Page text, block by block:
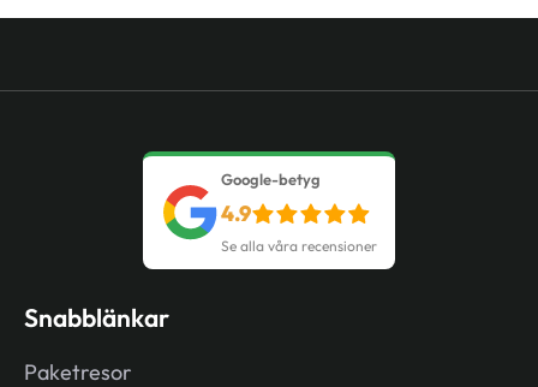
Google-betyg
4.9
Se alla våra recensioner
Snabblänkar
Paketresor